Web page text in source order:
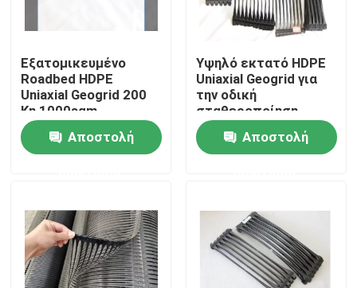
Σπίτι
Επαφές
Προϊόντα
Εξατομικευμένο
Roadbed HDPE
Uniaxial Geogrid 200
Kn 1000sqm
Αποστολή
Υψηλό εκτατό HDPE
Uniaxial Geogrid για
την οδική
σταθεροποίηση
Αποστολή